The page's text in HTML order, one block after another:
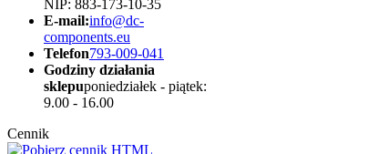
NIP: 883-173-10-35
E-mail:info@dc-
components.eu
Telefon793-009-041
Godziny działania
sklepuponiedziałek - piątek:
9.00 - 16.00
Cennik